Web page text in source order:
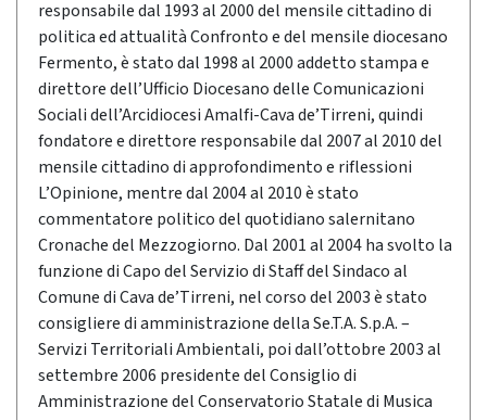
responsabile dal 1993 al 2000 del mensile cittadino di
politica ed attualità Confronto e del mensile diocesano
Fermento, è stato dal 1998 al 2000 addetto stampa e
direttore dell’Ufficio Diocesano delle Comunicazioni
Sociali dell’Arcidiocesi Amalfi-Cava de’Tirreni, quindi
fondatore e direttore responsabile dal 2007 al 2010 del
mensile cittadino di approfondimento e riflessioni
L’Opinione, mentre dal 2004 al 2010 è stato
commentatore politico del quotidiano salernitano
Cronache del Mezzogiorno. Dal 2001 al 2004 ha svolto la
funzione di Capo del Servizio di Staff del Sindaco al
Comune di Cava de’Tirreni, nel corso del 2003 è stato
consigliere di amministrazione della Se.T.A. S.p.A. –
Servizi Territoriali Ambientali, poi dall’ottobre 2003 al
settembre 2006 presidente del Consiglio di
Amministrazione del Conservatorio Statale di Musica